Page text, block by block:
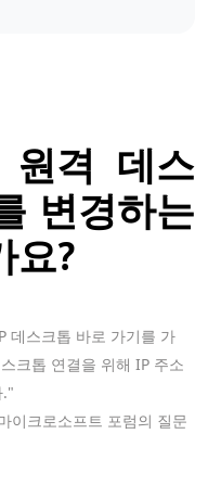
원격 데스
변경하는
요?
데스크톱 바로 가기를 가
크톱 연결을 위해 IP 주소
."
이크로소프트 포럼의 질문